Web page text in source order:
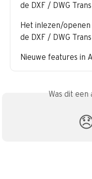
de DXF / DWG
Het inlezen/openen
de DXF / DWG
Nieuwe features in
Was dit